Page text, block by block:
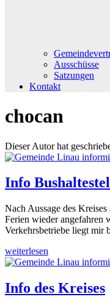
Ausschüsse
Satzungen
Kontakt
chocan
Dieser Autor hat
Info
Nach Aussage des
Ferien wieder angefahren
Verkehrsbetriebe liegt mir
weiterlesen
Info des Kreises